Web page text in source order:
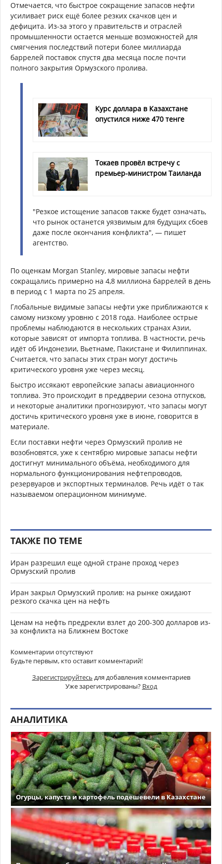
Отмечается, что быстрое сокращение запасов нефти
усиливает риск ещё более резких скачков цен и
дефицита. Из-за этого у правительств и отраслей
промышленности остается меньше возможностей для
смягчения последствий потери более миллиарда
баррелей поставок спустя два месяца после почти
полного закрытия Ормузского пролива.
Курс доллара в Казахстане
опустился ниже 470 тенге
Токаев провёл встречу с
премьер-министром Таиланда
"Резкое истощение запасов также будет означать,
что рынок останется уязвимым для будущих сбоев
даже после окончания конфликта", — пишет
агентство.
По оценкам Morgan Stanley, мировые запасы нефти
сокращались примерно на 4,8 миллиона баррелей в день
в период с 1 марта по 25 апреля.
Глобальные видимые запасы нефти уже приближаются к
самому низкому уровню с 2018 года. Наиболее острые
проблемы наблюдаются в нескольких странах Азии,
которые зависят от импорта топлива. В частности, речь
идёт об Индонезии, Вьетнаме, Пакистане и Филиппинах.
Считается, что запасы этих стран могут достичь
критического уровня уже через месяц.
Быстро иссякают европейские запасы авиационного
топлива. Это происходит в преддверии сезона отпусков,
и некоторые аналитики прогнозируют, что запасы могут
достичь критического уровня уже в июне, говорится в
материале.
Если поставки нефти через Ормузский пролив не
возобновятся, уже к сентябрю мировые запасы нефти
достигнут минимального объёма, необходимого для
нормального функционирования нефтепроводов,
резервуаров и экспортных терминалов. Речь идёт о так
называемом операционном минимуме.
ТАКЖЕ ПО ТЕМЕ
Иран разрешил еще одной стране проход через
Ормузский пролив
Иран закрыл Ормузский пролив: на рынке ожидают
резкого скачка цен на нефть
Ценам на нефть предрекли взлет до 200-300 долларов из-
за конфликта на Ближнем Востоке
Комментарии отсутствуют
Будьте первым, кто оставит комментарий!
Зарегистрируйтесь для добавления комментариев
Уже зарегистрированы? Вход
АНАЛИТИКА
Огурцы, капуста и картофель подешевели в Казахстане